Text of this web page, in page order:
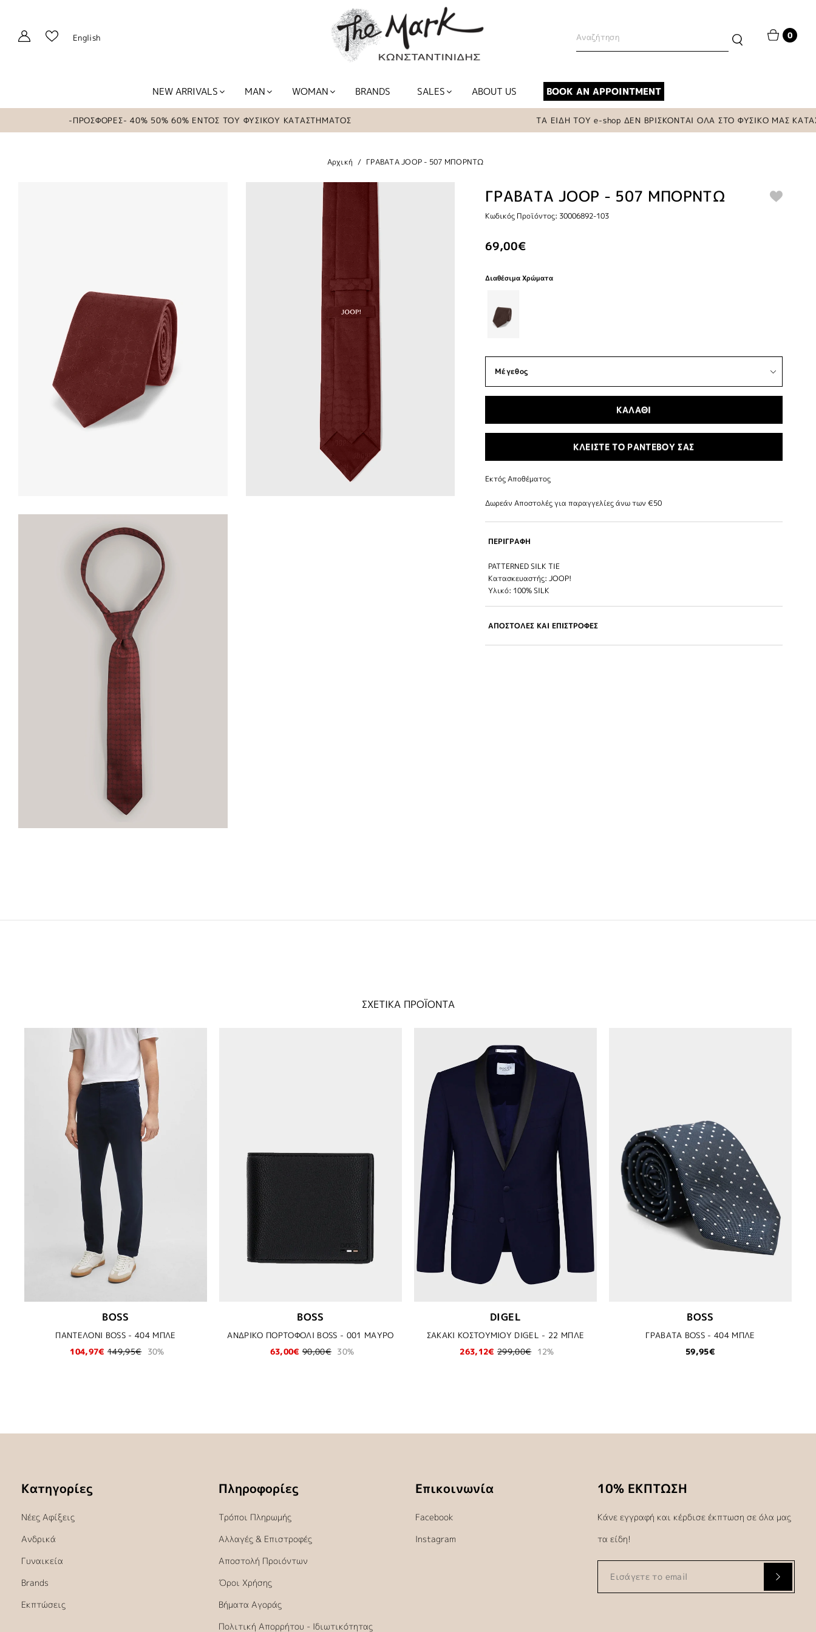
English 0
NEW ARRIVALS MAN WOMAN BRANDS SALES ABOUT US BOOK AN APPOINTMENT
-ΠΡΟΣΦΟΡΕΣ- 40% 50% 60% ΕΝΤΟΣ ΤΟΥ ΦΥΣΙΚΟΥ ΚΑΤΑΣΤΗΜΑΤΟΣ ΤΑ ΕΙΔΗ ΤΟΥ e-shop ΔΕΝ ΒΡΙΣΚΟΝΤΑΙ ΟΛΑ ΣΤΟ ΦΥΣΙΚΟ ΜΑΣ
Αρχική ΓΡΑΒΑΤΑ JOOP - 507 ΜΠΟΡΝΤΩ
ΓΡΑΒΑΤΑ JOOP - 507 ΜΠΟΡΝΤΩ
Κωδικός Προϊόντος: 30006892-103
69,00€
Διαθέσιμα Χρώματα
ΚΑΛΑΘΙ
ΚΛΕΙΣΤΕ ΤΟ ΡΑΝΤΕΒΟΥ ΣΑΣ
Εκτός Αποθέματος
Δωρεάν Αποστολές για παραγγελίες άνω των €50
ΠΕΡΙΓΡΑΦΗ
PATTERNED SILK TIE
Κατασκευαστής: JOOP!
Υλικό: 100% SILK
ΑΠΟΣΤΟΛΕΣ ΚΑΙ ΕΠΙΣΤΡΟΦΕΣ
ΣΧΕΤΙΚΑ ΠΡΟΪΟΝΤΑ
BOSS
ΠΑΝΤΕΛΟΝΙ BOSS - 404 ΜΠΛΕ
104,97€ 149,95€ 30%
BOSS
ΑΝΔΡΙΚΟ ΠΟΡΤΟΦΟΛΙ BOSS - 001 ΜΑΥΡΟ
63,00€ 90,00€ 30%
DIGEL
ΣΑΚΑΚΙ ΚΟΣΤΟΥΜΙΟΥ DIGEL - 22 ΜΠΛΕ
263,12€ 299,00€ 12%
BOSS
ΓΡΑΒΑΤΑ BOSS - 404 ΜΠΛΕ
59,95€
Κατηγορίες
Νέες Αφίξεις
Ανδρικά
Γυναικεία
Brands
Εκπτώσεις
Πληροφορίες
Τρόποι Πληρωμής
Αλλαγές & Επιστροφές
Αποστολή Προιόντων
Όροι Χρήσης
Βήματα Αγοράς
Πολιτική Απορρήτου - Ιδιωτικότητας
Επικοινωνία
Facebook
Instagram
10% ΕΚΠΤΩΣΗ
Κάνε εγγραφή και κέρδισε έκπτωση σε όλα μας
τα είδη!